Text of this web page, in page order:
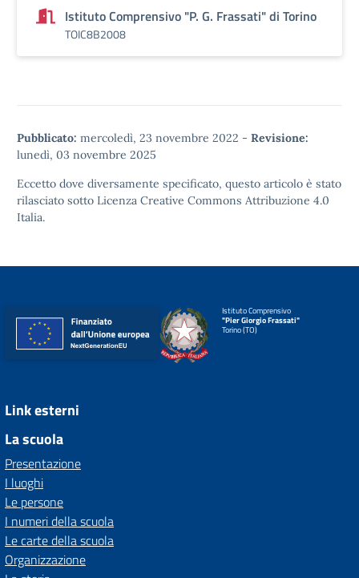
Istituto Comprensivo "P. G. Frassati" di Torino
TOIC8B2008
Pubblicato: mercoledì, 23 novembre 2022 - Revisione:
lunedì, 03 novembre 2025
Eccetto dove diversamente specificato, questo articolo è stato
rilasciato sotto Licenza Creative Commons Attribuzione 4.0
Italia.
Istituto Comprensivo
"Pier Giorgio Frassati"
Torino (TO)
Link esterni
La scuola
Presentazione
I luoghi
Le persone
I numeri della scuola
Le carte della scuola
Organizzazione